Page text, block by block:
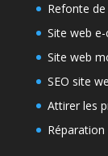
Refonte
Site web
Site web
SEO site
Attirer les